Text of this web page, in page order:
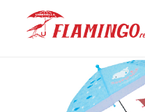
ร่มพร้อมส่ง